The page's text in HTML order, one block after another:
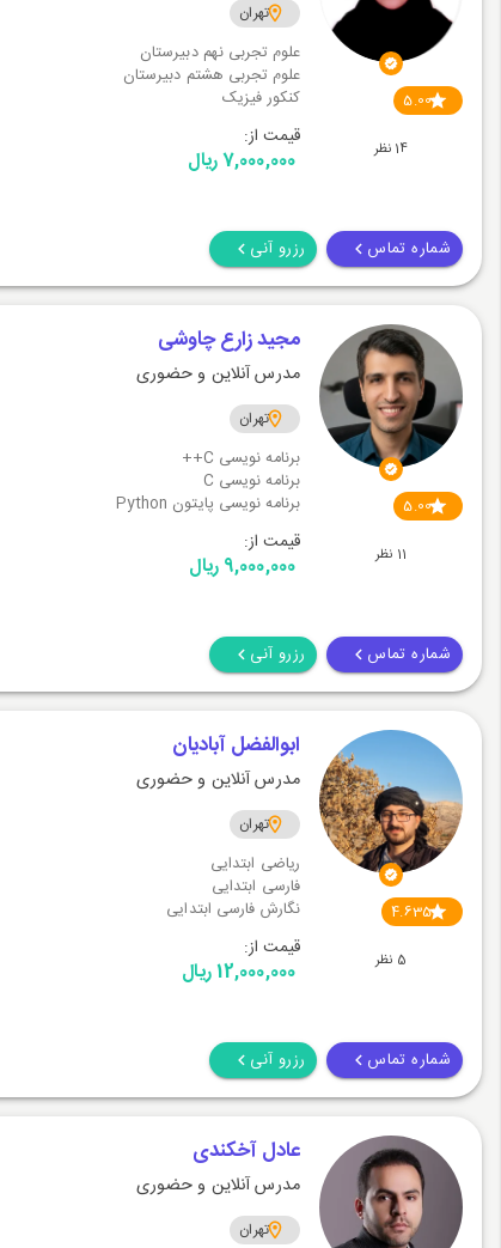
5.00
14 نظر
تهران
علوم تجربی نهم دبیرستان
علوم تجربی هشتم دبیرستان
کنکور فیزیک
قیمت از:
7,000,000 ریال
شماره تماس رزرو آنی
5.00
11 نظر
مجید زارع چاوشی
مدرس آنلاین و حضوری
تهران
برنامه نویسی C++
برنامه نویسی C
برنامه نویسی پایتون Python
قیمت از:
9,000,000 ریال
شماره تماس رزرو آنی
4.635
5 نظر
ابوالفضل آبادیان
مدرس آنلاین و حضوری
تهران
ریاضی ابتدایی
فارسی ابتدایی
نگارش فارسی ابتدایی
قیمت از:
12,000,000 ریال
شماره تماس رزرو آنی
عادل آخکندی
مدرس آنلاین و حضوری
تهران